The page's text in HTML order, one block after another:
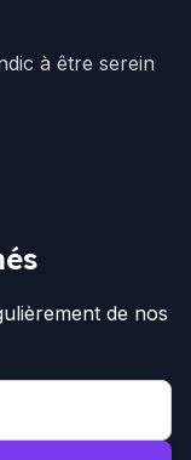
à être serein
de nos